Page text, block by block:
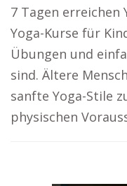
7 Tagen erreichen
Yoga-Kurse für
Übungen und
sind. Ältere
sanfte Yoga-Stile
physischen